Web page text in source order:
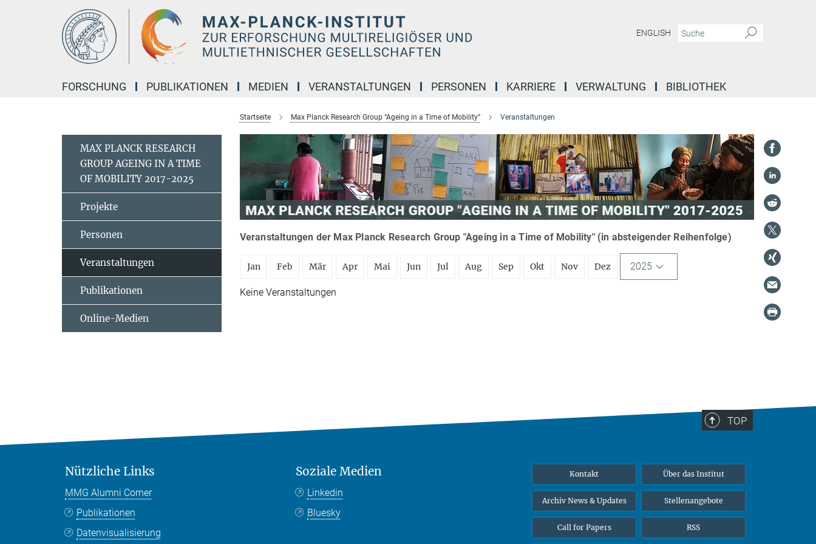
ENGLISH
FORSCHUNG PUBLIKATIONEN MEDIEN VERANSTALTUNGEN PERSONEN KARRIERE VERWALTUNG BIBLIOTHEK
Startseite Max Planck Research Group “Ageing in a Time of Mobility” Veranstaltungen
Veranstaltungen der Max Planck Research Group "Ageing in a Time of Mobility" (in absteigender Reihenfolge)
Jan Feb Mär Apr Mai Jun Jul Aug Sep Okt Nov Dez 2025
Keine Veranstaltungen
MAX PLANCK RESEARCH
GROUP AGEING IN A TIME
OF MOBILITY 2017-2025
Projekte
Personen
Veranstaltungen
Publikationen
Online-Medien
TOP
Nützliche Links
MMG Alumni Corner
Publikationen
Datenvisualisierung
Soziale Medien
Linkedin
Bluesky
Kontakt Über das Institut
Archiv News & Updates Stellenangebote
Call for Papers RSS